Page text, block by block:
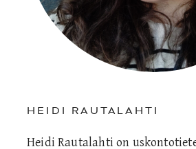
HEIDI RAUTALAHTI
Heidi Rautalahti on